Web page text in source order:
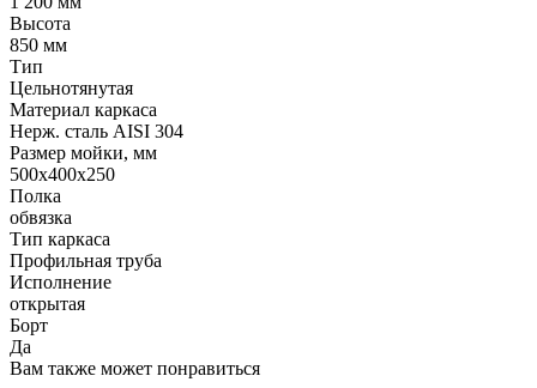
Высота
850 мм
Тип
Цельнотянутая
Материал каркаса
Нерж. сталь AISI 304
Размер мойки, мм
500х400х250
Полка
обвязка
Тип каркаса
Профильная труба
Исполнение
открытая
Борт
Да
Вам также может понравиться